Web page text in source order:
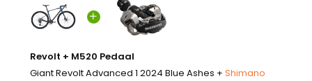
Revolt + M520 Pedaal
Giant Revolt Advanced 1 2024 Blue Ashes + Shimano